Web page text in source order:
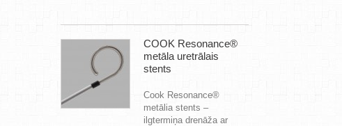
COOK Resonance®
metāla uretrālais
stents
Cook Resonance®
metālia stents –
ilgtermiņa drenāža ar